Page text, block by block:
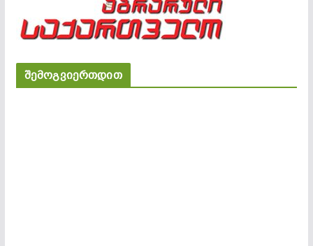
შემოგვიერთდით